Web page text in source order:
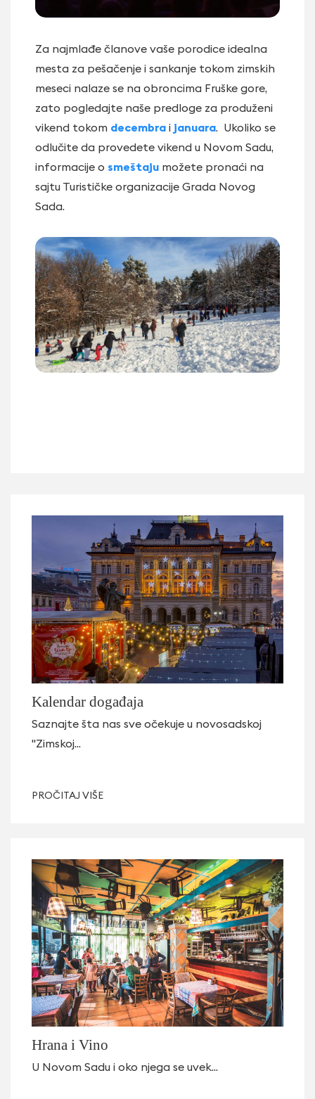
Za najmlađe članove vaše porodice idealna
mesta za pešačenje i sankanje tokom zimskih
meseci nalaze se na obroncima Fruške gore,
zato pogledajte naše predloge za produženi
vikend tokom decembra i januara. Ukoliko se
odlučite da provedete vikend u Novom Sadu,
informacije o smeštaju možete pronaći na
sajtu Turističke organizacije Grada Novog
Sada.
Kalendar događaja
Saznajte šta nas sve očekuje u novosadskoj
"Zimskoj...
PROČITAJ VIŠE
Hrana i Vino
U Novom Sadu i oko njega se uvek...